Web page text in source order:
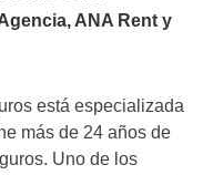
ANA Rent y
está especializada
más de 24 años de
Uno de los